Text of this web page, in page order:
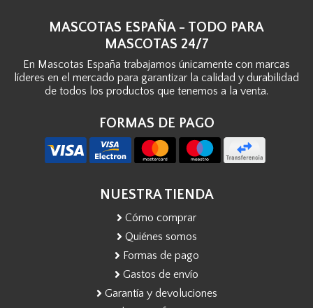
MASCOTAS ESPAÑA - TODO PARA
MASCOTAS 24/7
En Mascotas España trabajamos únicamente con marcas
líderes en el mercado para garantizar la calidad y durabilidad
de todos los productos que tenemos a la venta.
FORMAS DE PAGO
NUESTRA TIENDA
Cómo comprar
Quiénes somos
Formas de pago
Gastos de envío
Garantía y devoluciones